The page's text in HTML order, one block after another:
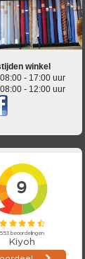
winkel
- 17:00 uur
- 12:00 uur